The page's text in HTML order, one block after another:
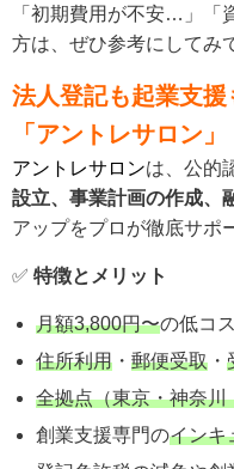
「初期費用が不安…」
方は、ぜひ参考にしてみ
法人登記も起業支
「アントレサロン」
アントレサロンは、 公的
設立、事業計画の作成、
アップをプロが徹底サポ
✅ 特徴とメリット
月額3,800円〜の低コ
住所利用 ・ 郵便受取 ・
全拠点（東京・神奈川
創業支援専門のインキ